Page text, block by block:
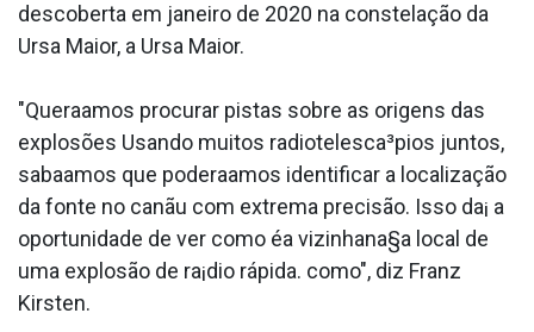
descoberta em janeiro de 2020 na constelação da
Ursa Maior, a Ursa Maior.
"Quera­amos procurar pistas sobre as origens das
explosões Usando muitos radiotelesca³pios juntos,
saba­amos que podera­amos identificar a localização
da fonte no canãu com extrema precisão. Isso da¡ a
oportunidade de ver como éa vizinhana§a local de
uma explosão de ra¡dio rápida. como", diz Franz
Kirsten.